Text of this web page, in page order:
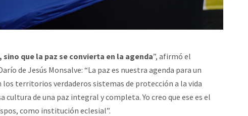
que la paz se convierta en la agenda”, afirmó el
de Jesús Monsalve: “La paz es nuestra agenda para un
los territorios verdaderos sistemas de protección a la vida
cultura de una paz integral y completa. Yo creo que ese es el
como institución eclesial”.